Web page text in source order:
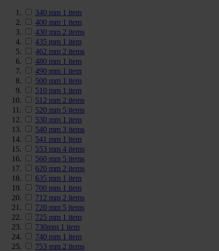
340 mm 1 item
400 mm 1 item
430 mm 2 items
435 mm 1 item
462 mm 2 items
480 mm 1 item
490 mm 1 item
500 mm 1 item
510 mm 1 item
512 mm 2 items
520 mm 5 items
530 mm 1 item
540 mm 3 items
541 mm 1 item
553 mm 4 items
560 mm 5 items
620 mm 2 items
635 mm 1 item
700 mm 1 item
712 mm 2 items
720 mm 5 items
725 mm 1 item
730mm 1 item
740 mm 1 item
753 mm 2 items